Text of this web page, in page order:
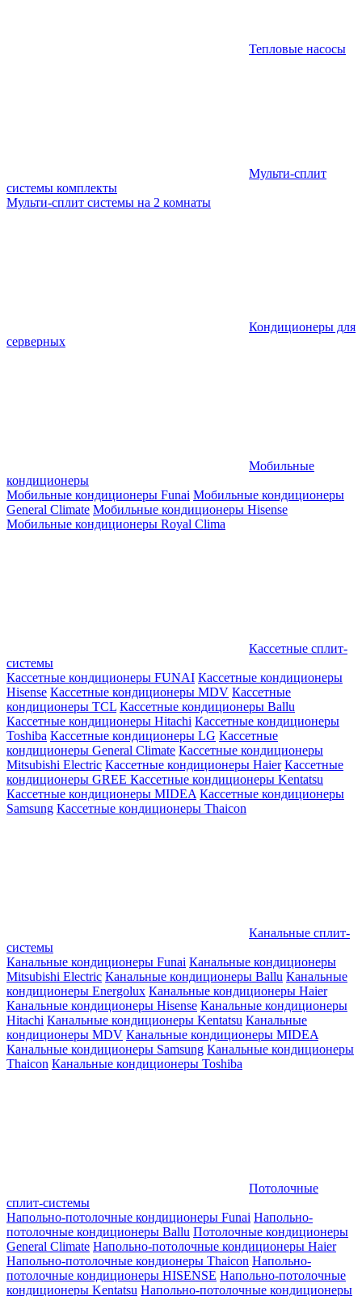
Тепловые насосы
Мульти-сплит
системы комплекты
Мульти-сплит системы на 2 комнаты
Кондиционеры для
серверных
Мобильные
кондиционеры
Мобильные кондиционеры Funai Мобильные кондиционеры
General Climate Мобильные кондиционеры Hisense
Мобильные кондиционеры Royal Clima
Кассетные сплит-
системы
Кассетные кондиционеры FUNAI Кассетные кондиционеры
Hisense Кассетные кондиционеры MDV Кассетные
кондиционеры TCL Кассетные кондиционеры Ballu
Кассетные кондиционеры Hitachi Кассетные кондиционеры
Toshiba Кассетные кондиционеры LG Кассетные
кондиционеры General Climate Кассетные кондиционеры
Mitsubishi Electric Кассетные кондиционеры Haier Кассетные
кондиционеры GREE Кассетные кондиционеры Kentatsu
Кассетные кондиционеры MIDEA Кассетные кондиционеры
Samsung Кассетные кондиционеры Thaicon
Канальные сплит-
системы
Канальные кондиционеры Funai Канальные кондиционеры
Mitsubishi Electric Канальные кондиционеры Ballu Канальные
кондиционеры Energolux Канальные кондиционеры Haier
Канальные кондиционеры Hisense Канальные кондиционеры
Hitachi Канальные кондиционеры Kentatsu Канальные
кондиционеры MDV Канальные кондиционеры MIDEA
Канальные кондиционеры Samsung Канальные кондиционеры
Thaicon Канальные кондиционеры Toshiba
Потолочные
сплит-системы
Напольно-потолочные кондиционеры Funai Напольно-
потолочные кондиционеры Ballu Потолочные кондиционеры
General Climate Напольно-потолочные кондиционеры Haier
Напольно-потолочные кондионеры Thaicon Напольно-
потолочные кондиционеры HISENSE Напольно-потолочные
кондиционеры Kentatsu Напольно-потолочные кондиционеры